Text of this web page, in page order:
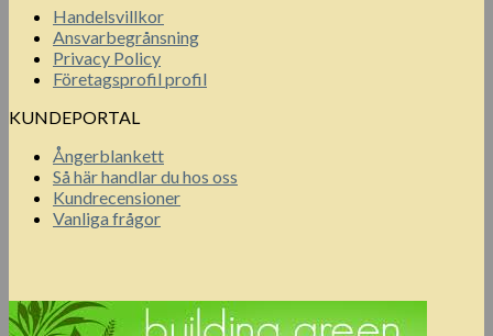
Handelsvillkor
Ansvarbegrånsning
Privacy Policy
Företagsprofil profil
KUNDEPORTAL
Ångerblankett
Så här handlar du hos oss
Kundrecensioner
Vanliga frågor